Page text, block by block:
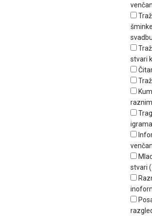
stvari
stvari